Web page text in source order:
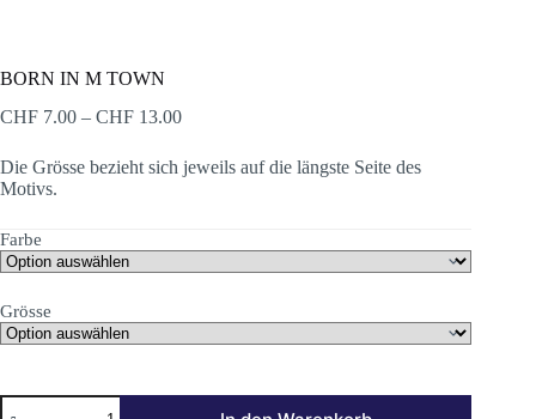
BORN IN M TOWN
CHF 7.00 – CHF 13.00Preisspanne:
bis
CHF 13.00
Die Grösse bezieht sich jeweils auf die längste Seite des
Motivs.
Farbe
Grösse
BORN